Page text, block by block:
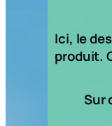
Ici, le
produit.
Sur